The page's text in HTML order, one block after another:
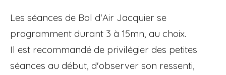
Les séances de Bol d'Air Jacquier se
programment durant 3 à 15mn, au choix.
Il est recommandé de privilégier des petites
séances au début, d'observer son ressenti,